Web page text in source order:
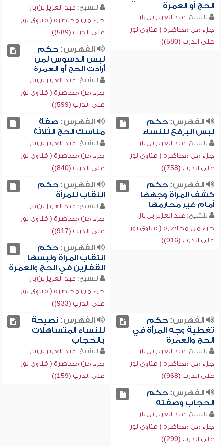
الحج أو العمرة
للشيخ: عبد العزيز بن باز
جزء من محاضرة ( فتاوى نور
على الدرب (580))
للشيخ: عبد العزيز بن باز
جزء من محاضرة ( فتاوى نور
على الدرب (589))
الفهرس:حكم
لبس الدسوس لمن
أرادت الحج أو العمرة
للشيخ: عبد العزيز بن باز
جزء من محاضرة ( فتاوى نور
على الدرب (599))
الفهرس:حكم
لبس البرقع للنساء
للشيخ: عبد العزيز بن باز
جزء من محاضرة ( فتاوى نور
على الدرب (758))
الفهرس: صفة
مناسك الحج الثلاثة
للشيخ: عبد العزيز بن باز
جزء من محاضرة ( فتاوى نور
على الدرب (840))
الفهرس:حكم
كشف المرأة وجهها
أمام غير محارمها
للشيخ: عبد العزيز بن باز
جزء من محاضرة ( فتاوى نور
على الدرب (916))
الفهرس:حكم
النقاب للمرأة
للشيخ: عبد العزيز بن باز
جزء من محاضرة ( فتاوى نور
على الدرب (917))
الفهرس:حكم
انتقاب المرأة ولبسها
القفازين في الحج والعمرة
للشيخ: عبد العزيز بن باز
جزء من محاضرة ( فتاوى نور
على الدرب (933))
الفهرس:حكم
تغطية وجه المرأة في
الحج والعمرة
للشيخ: عبد العزيز بن باز
جزء من محاضرة ( فتاوى نور
على الدرب (968))
الفهرس:نصيحة
للنساء المتساهلات
بالحجاب
للشيخ: عبد العزيز بن باز
جزء من محاضرة ( فتاوى نور
على الدرب (159))
الفهرس:حكم
الحجاب وصفته
للشيخ: عبد العزيز بن باز
جزء من محاضرة ( فتاوى نور
على الدرب (299))